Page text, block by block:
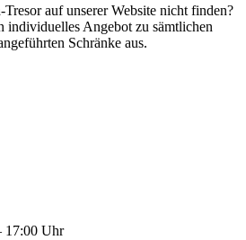
auf unserer Website nicht finden?
individuelles Angebot zu sämtlichen
Schränke aus.
17:00 Uhr